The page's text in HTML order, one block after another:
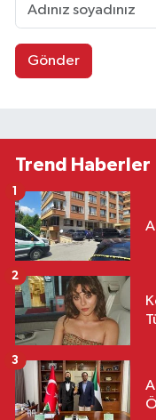
Gönder
Trend Haberler
1
2
3